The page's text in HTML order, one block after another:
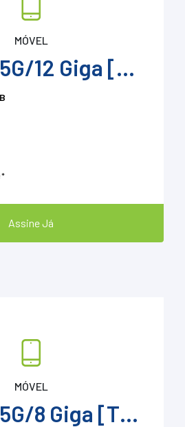
MÓVEL
MOBILE 5G/12 Giga [Tip]
*
Assine Já
MÓVEL
MOBILE 5G/8 Giga [Tip]